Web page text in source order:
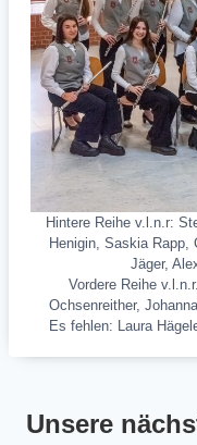
Hintere Reihe v.l.n.r:
Henigin, Saskia Rapp,
Jäger,
Vordere Reihe
Ochsenreither,
Es fehlen: Laura
Unsere